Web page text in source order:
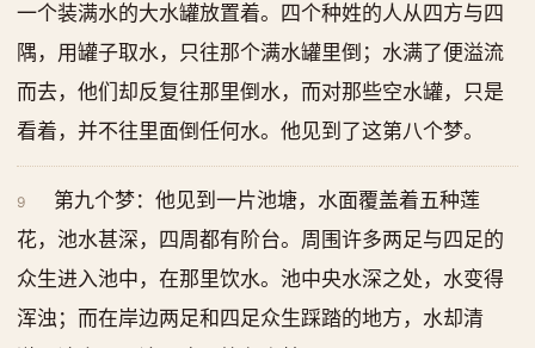
一个装满水的大水罐放置着。四个种姓的人从四方与四
隅，用罐子取水，只往那个满水罐里倒；水满了便溢流
而去，他们却反复往那里倒水，而对那些空水罐，只是
看着，并不往里面倒任何水。他见到了这第八个梦。
9
第九个梦：他见到一片池塘，水面覆盖着五种莲
花，池水甚深，四周都有阶台。周围许多两足与四足的
众生进入池中，在那里饮水。池中央水深之处，水变得
浑浊；而在岸边两足和四足众生踩踏的地方，水却清